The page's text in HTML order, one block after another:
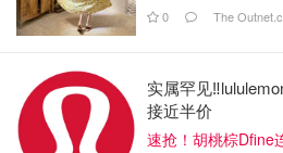
0 The
实属罕见
接近半价
速抢！胡桃棕Dfine